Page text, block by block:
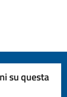
su questa